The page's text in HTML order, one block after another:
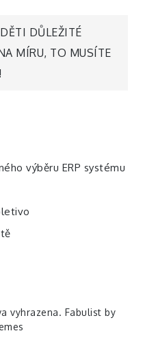
DŮLEŽITÉ
MÍRU, TO MUSÍTE
výběru ERP systému
vyhrazena. Fabulist by